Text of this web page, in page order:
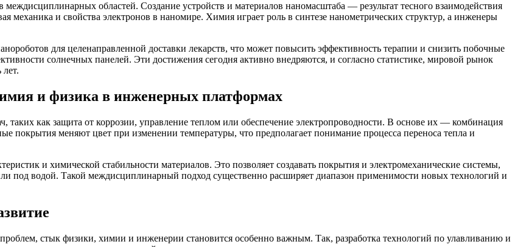
областей. Создание устройств и материалов наномасштаба — результат тесного взаимодействия
и свойства электронов в наномире. Химия играет роль в синтезе нанометрических структур, а инженеры
для целенаправленной доставки лекарств, что может повысить эффективность терапии и снизить побочные
солнечных панелей. Эти достижения сегодня активно внедряются, и согласно статистике, мировой рынок
и физика в инженерных платформах
таких как защита от коррозии, управление теплом или обеспечение электропроводности. В основе их — комбинация
покрытия меняют цвет при изменении температуры, что предполагает понимание процесса переноса тепла и
и химической стабильности материалов. Это позволяет создавать покрытия и электромеханические системы,
под водой. Такой междисциплинарный подход существенно расширяет диапазон применимости новых технологий и
стык физики, химии и инженерии становится особенно важным. Так, разработка технологий по улавливанию и